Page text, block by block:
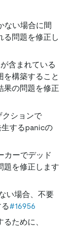
ない場合に間
る問題を修正し
含まれている
を構築すること
果の問題を修正
クションで
するpanicの
カーでデッド
題を修正します
い場合、不要
#16956
ために、